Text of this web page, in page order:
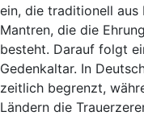
ein, die traditionell aus
Mantren, die die
besteht. Darauf folgt
Gedenkaltar. In
zeitlich begrenzt,
Ländern die